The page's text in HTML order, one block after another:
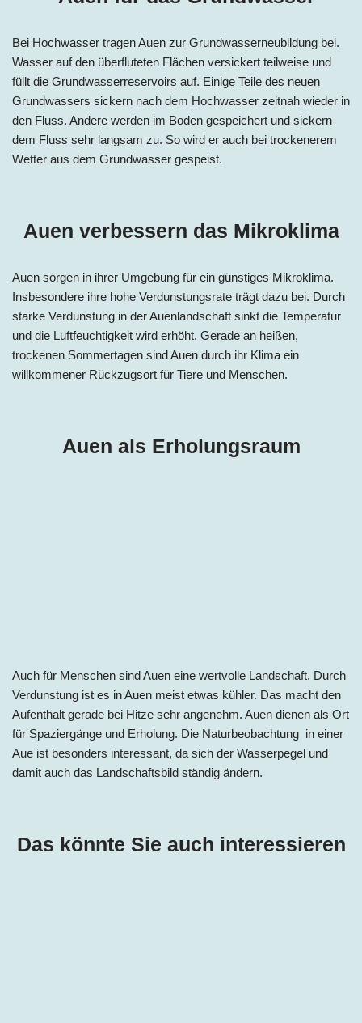
Bei Hochwasser tragen Auen zur Grundwasserneubildung bei.
Wasser auf den überfluteten Flächen versickert teilweise und
füllt die Grundwasserreservoirs auf. Einige Teile des neuen
Grundwassers sickern nach dem Hochwasser zeitnah wieder in
den Fluss. Andere werden im Boden gespeichert und sickern
dem Fluss sehr langsam zu. So wird er auch bei trockenerem
Wetter aus dem Grundwasser gespeist.
Auen verbessern das Mikroklima
Auen sorgen in ihrer Umgebung für ein günstiges Mikroklima.
Insbesondere ihre hohe Verdunstungsrate trägt dazu bei. Durch
starke Verdunstung in der Auenlandschaft sinkt die Temperatur
und die Luftfeuchtigkeit wird erhöht. Gerade an heißen,
trockenen Sommertagen sind Auen durch ihr Klima ein
willkommener Rückzugsort für Tiere und Menschen.
Auen als Erholungsraum
Auch für Menschen sind Auen eine wertvolle Landschaft. Durch
Verdunstung ist es in Auen meist etwas kühler. Das macht den
Aufenthalt gerade bei Hitze sehr angenehm. Auen dienen als Ort
für Spaziergänge und Erholung. Die Naturbeobachtung in einer
Aue ist besonders interessant, da sich der Wasserpegel und
damit auch das Landschaftsbild ständig ändern.
Das könnte Sie auch interessieren